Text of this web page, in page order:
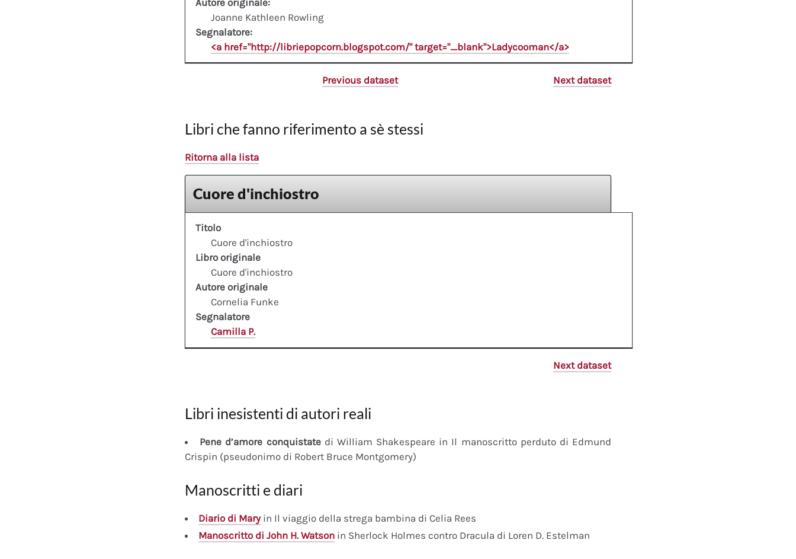
Joanne Kathleen Rowling
Segnalatore:
<a href="http://libriepopcorn.blogspot.com/" target="_blank">Ladycooman</a>
Previous dataset Next dataset
Libri che fanno riferimento a sè stessi
Ritorna alla lista
Cuore d'inchiostro
Titolo
Cuore d'inchiostro
Libro originale
Cuore d'inchiostro
Autore originale
Cornelia Funke
Segnalatore
Camilla P.
Next dataset
Libri inesistenti di autori reali
Pene d’amore conquistatedi William Shakespeare in Il manoscritto perduto di Edmund
Crispin (pseudonimo di Robert Bruce Montgomery)
Manoscritti e diari
Diario di Maryin Il viaggio della strega bambina di Celia Rees
Manoscritto di John H. Watson in Sherlock Holmes contro Dracula di Loren D. Estelman